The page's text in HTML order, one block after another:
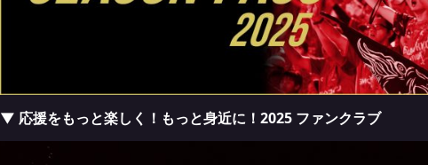
▼ 応援をもっと楽しく！もっと身近に！2025 ファンクラブ